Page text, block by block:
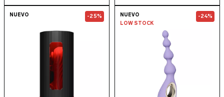
Go to theF1S™ V3page
NUEVO -25% Go to the
NUEVO
LOW STOCK
-24%